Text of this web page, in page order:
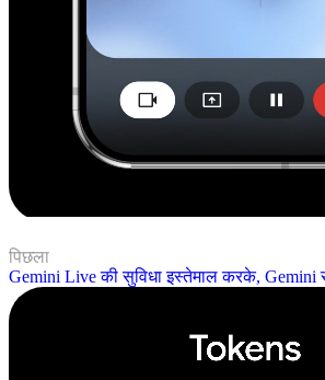
पिछला
Gemini Live की सुविधा इस्तेमाल करके, Gemini